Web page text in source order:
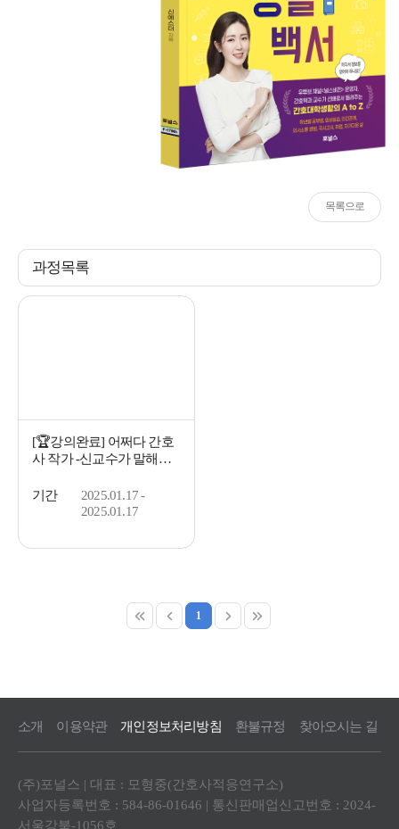
목록으로
과정목록
[🏆강의완료] 어쩌다 간호
사 작가 -신교수가 말해주
기간
2025.01.17 -
2025.01.17
1
소개 이용약관 개인정보처리방침 환불규정 찾아오시는 길
(주)포널스 | 대표 : 모형중(간호사적응연구소)
사업자등록번호 : 584-86-01646 | 통신판매업신고번호 : 2024-
서울강북-1056호